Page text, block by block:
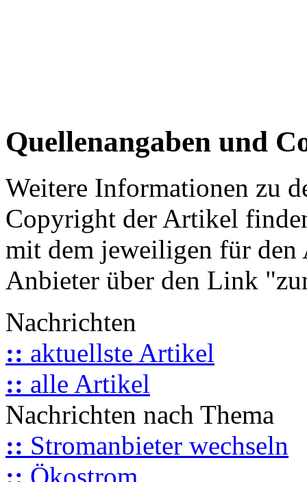
Quellenangaben und
Weitere Informationen zu
Copyright der Artikel
mit dem jeweiligen für
Anbieter über den Link
Nachrichten
:: aktuellste Artikel
:: alle Artikel
Nachrichten nach Thema
:: Stromanbieter wechseln
:: Ökostrom